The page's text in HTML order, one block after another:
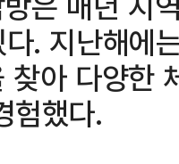
. 지난해에
찾아 다양한
험했다.